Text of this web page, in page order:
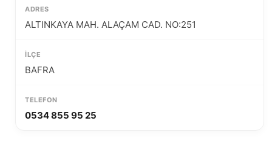
ALTINKAYA MAH. ALAÇAM CAD. NO:251
BAFRA
0534 855 95 25